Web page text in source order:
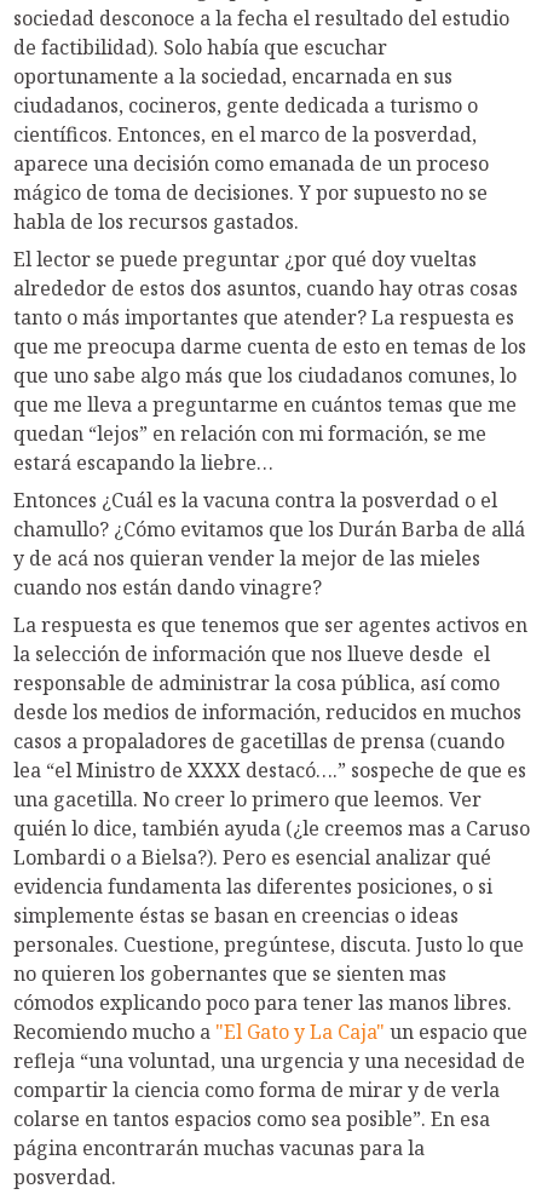
sociedad desconoce a la fecha el resultado del estudio
de factibilidad). Solo había que escuchar
oportunamente a la sociedad, encarnada en sus
ciudadanos, cocineros, gente dedicada a turismo o
científicos. Entonces, en el marco de la posverdad,
aparece una decisión como emanada de un proceso
mágico de toma de decisiones. Y por supuesto no se
habla de los recursos gastados.
El lector se puede preguntar ¿por qué doy vueltas
alrededor de estos dos asuntos, cuando hay otras cosas
tanto o más importantes que atender? La respuesta es
que me preocupa darme cuenta de esto en temas de los
que uno sabe algo más que los ciudadanos comunes, lo
que me lleva a preguntarme en cuántos temas que me
quedan “lejos” en relación con mi formación, se me
estará escapando la liebre…
Entonces ¿Cuál es la vacuna contra la posverdad o el
chamullo? ¿Cómo evitamos que los Durán Barba de allá
y de acá nos quieran vender la mejor de las mieles
cuando nos están dando vinagre?
La respuesta es que tenemos que ser agentes activos en
la selección de información que nos llueve desde el
responsable de administrar la cosa pública, así como
desde los medios de información, reducidos en muchos
casos a propaladores de gacetillas de prensa (cuando
lea “el Ministro de XXXX destacó….” sospeche de que es
una gacetilla. No creer lo primero que leemos. Ver
quién lo dice, también ayuda (¿le creemos mas a Caruso
Lombardi o a Bielsa?). Pero es esencial analizar qué
evidencia fundamenta las diferentes posiciones, o si
simplemente éstas se basan en creencias o ideas
personales. Cuestione, pregúntese, discuta. Justo lo que
no quieren los gobernantes que se sienten mas
cómodos explicando poco para tener las manos libres.
Recomiendo mucho a "El Gato y La Caja" un espacio que
refleja “una voluntad, una urgencia y una necesidad de
compartir la ciencia como forma de mirar y de verla
colarse en tantos espacios como sea posible”. En esa
página encontrarán muchas vacunas para la
posverdad.